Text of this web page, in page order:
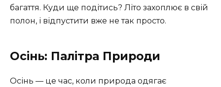
багаття. Куди ще подітись? Літо захоплює в свій
полон, і відпустити вже не так просто.
Осінь: Палітра Природи
Осінь — це час, коли природа одягає